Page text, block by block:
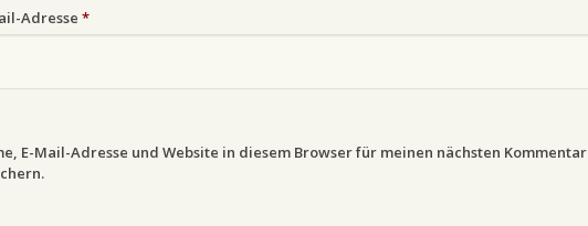
Adresse *
E-Mail-Adresse und Website in diesem Browser für meinen nächsten Kommentar